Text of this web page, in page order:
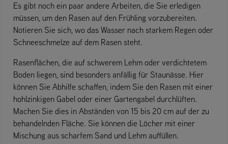
Es gibt noch ein paar andere Arbeiten, die Sie erledigen
müssen, um den Rasen auf den Frühling vorzubereiten.
Notieren Sie sich, wo das Wasser nach starkem Regen oder
Schneeschmelze auf dem Rasen steht.
Rasenflächen, die auf schwerem Lehm oder verdichtetem
Boden liegen, sind besonders anfällig für Staunässe. Hier
können Sie Abhilfe schaffen, indem Sie den Rasen mit einer
hohlzinkigen Gabel oder einer Gartengabel durchlüften.
Machen Sie dies in Abständen von 15 bis 20 cm auf der zu
behandelnden Fläche. Sie können die Löcher mit einer
Mischung aus scharfem Sand und Lehm auffüllen.